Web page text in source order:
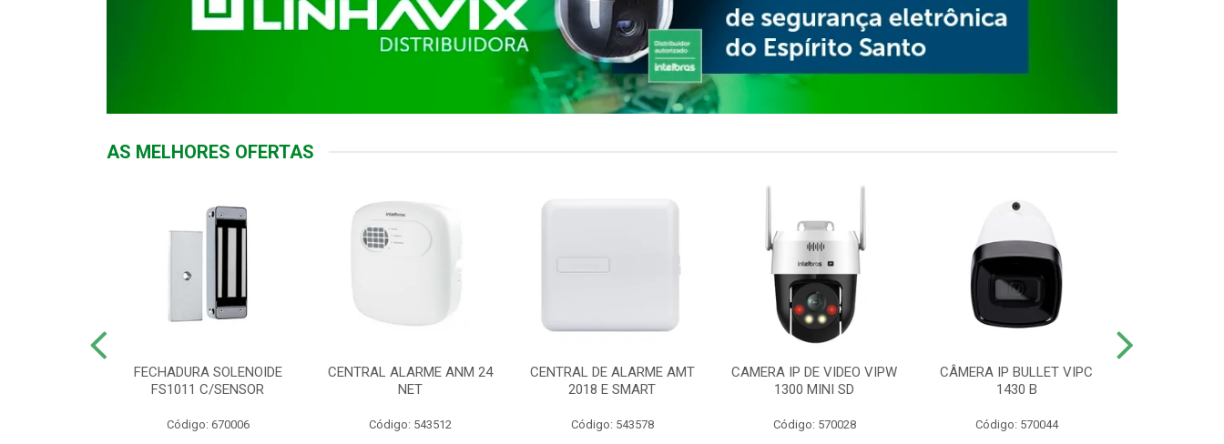
AS MELHORES OFERTAS
FECHADURA SOLENOIDE
FS1011 C/SENSOR
Código: 670006
CENTRAL ALARME ANM 24
NET
Código: 543512
CENTRAL DE ALARME AMT
2018 E SMART
Código: 543578
CAMERA IP DE VIDEO VIPW
1300 MINI SD
Código: 570028
CÂMERA IP BULLET VIPC
1430 B
Código: 570044